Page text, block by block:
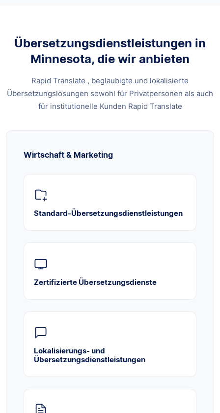
Übersetzungsdienstleistungen in
Minnesota, die wir anbieten
Rapid Translate , beglaubigte und lokalisierte
Übersetzungslösungen sowohl für Privatpersonen als auch
für institutionelle Kunden Rapid Translate
Wirtschaft & Marketing
Standard-Übersetzungsdienstleistungen
Zertifizierte Übersetzungsdienste
Lokalisierungs- und
Übersetzungsdienstleistungen